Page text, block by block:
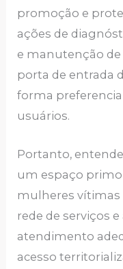
promoção e
ações de
e manutenção de
porta de entrada
forma
usuários.
Portanto,
um espaço
mulheres vítimas
rede de serviços
atendimento
acesso